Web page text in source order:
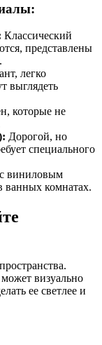
Классический
представлены
легко
выглядеть
которые не
Дорогой, но
специального
виниловым
ванных комнатах.
визуально
ее светлее и